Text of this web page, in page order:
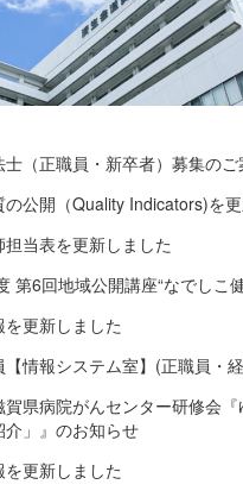
士（正職員・新卒者）募集のご
の公開（Quality Indicators)を
担当表を更新しました
第6回地域公開講座“なでしこ
を更新しました
【情報システム室】(正職員・
賀県病院がんセンター研修会
介」』のお知らせ
を更新しました